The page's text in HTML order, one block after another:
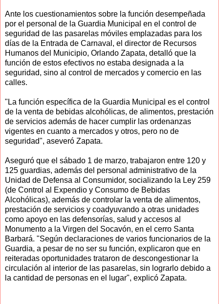
Ante los cuestionamientos sobre la función desempeñada
por el personal de la Guardia Municipal en el control de
seguridad de las pasarelas móviles emplazadas para los
días de la Entrada de Carnaval, el director de Recursos
Humanos del Municipio, Orlando Zapata, detalló que la
función de estos efectivos no estaba designada a la
seguridad, sino al control de mercados y comercio en las
calles.
"La función específica de la Guardia Municipal es el control
de la venta de bebidas alcohólicas, de alimentos, prestación
de servicios además de hacer cumplir las ordenanzas
vigentes en cuanto a mercados y otros, pero no de
seguridad", aseveró Zapata.
Aseguró que el sábado 1 de marzo, trabajaron entre 120 y
125 guardias, además del personal administrativo de la
Unidad de Defensa al Consumidor, socializando la Ley 259
(de Control al Expendio y Consumo de Bebidas
Alcohólicas), además de controlar la venta de alimentos,
prestación de servicios y coadyuvando a otras unidades
como apoyo en las defensorías, salud y accesos al
Monumento a la Virgen del Socavón, en el cerro Santa
Barbará. "Según declaraciones de varios funcionarios de la
Guardia, a pesar de no ser su función, explicaron que en
reiteradas oportunidades trataron de descongestionar la
circulación al interior de las pasarelas, sin lograrlo debido a
la cantidad de personas en el lugar", explicó Zapata.